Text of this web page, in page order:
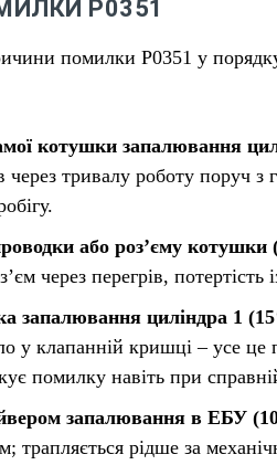
P0351
помилки P0351 у
котушки запалювання
через тривалу роботу поруч
або роз’єму котушки
через перегрів, потертість
запалювання циліндра 1
у клапанній кришці – усе
помилку навіть при
запалювання в ЕБУ
трапляється рідше за